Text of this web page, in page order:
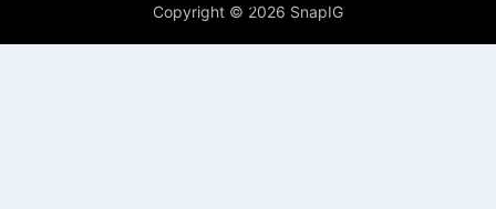
Copyright © 2026 SnapIG